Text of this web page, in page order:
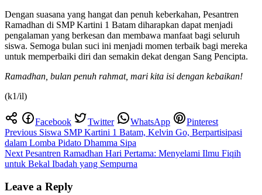
Dengan suasana yang hangat dan penuh keberkahan, Pesantren
Ramadhan di SMP Kartini 1 Batam diharapkan dapat menjadi
pengalaman yang berkesan dan membawa manfaat bagi seluruh
siswa. Semoga bulan suci ini menjadi momen terbaik bagi mereka
untuk memperbaiki diri dan semakin dekat dengan Sang Pencipta.
Ramadhan, bulan penuh rahmat, mari kita isi dengan kebaikan!
(k1/il)
Facebook Twitter WhatsApp Pinterest
Post
navigation
Previous Siswa SMP Kartini 1 Batam, Kelvin Go, Berpartisipasi
dalam Lomba Pidato Dhamma Sipa
Next Pesantren Ramadhan Hari Pertama: Menyelami Ilmu Fiqih
untuk Bekal Ibadah yang Sempurna
Leave a Reply